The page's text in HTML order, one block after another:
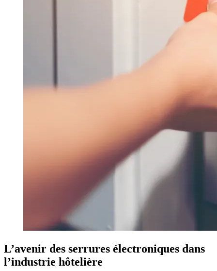
L’avenir des serrures électroniques dans
l’industrie hôtelière